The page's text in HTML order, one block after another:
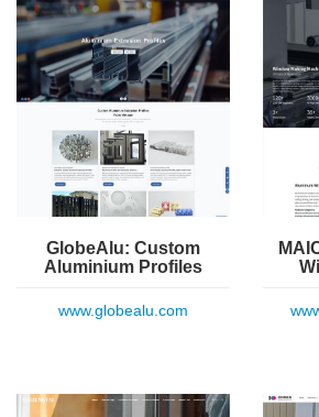
GlobeAlu: Custom
Aluminium Profiles
www.globealu.com